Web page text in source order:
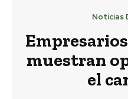
Noticias
muestran
el